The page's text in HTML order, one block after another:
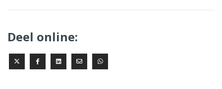
Deel online: